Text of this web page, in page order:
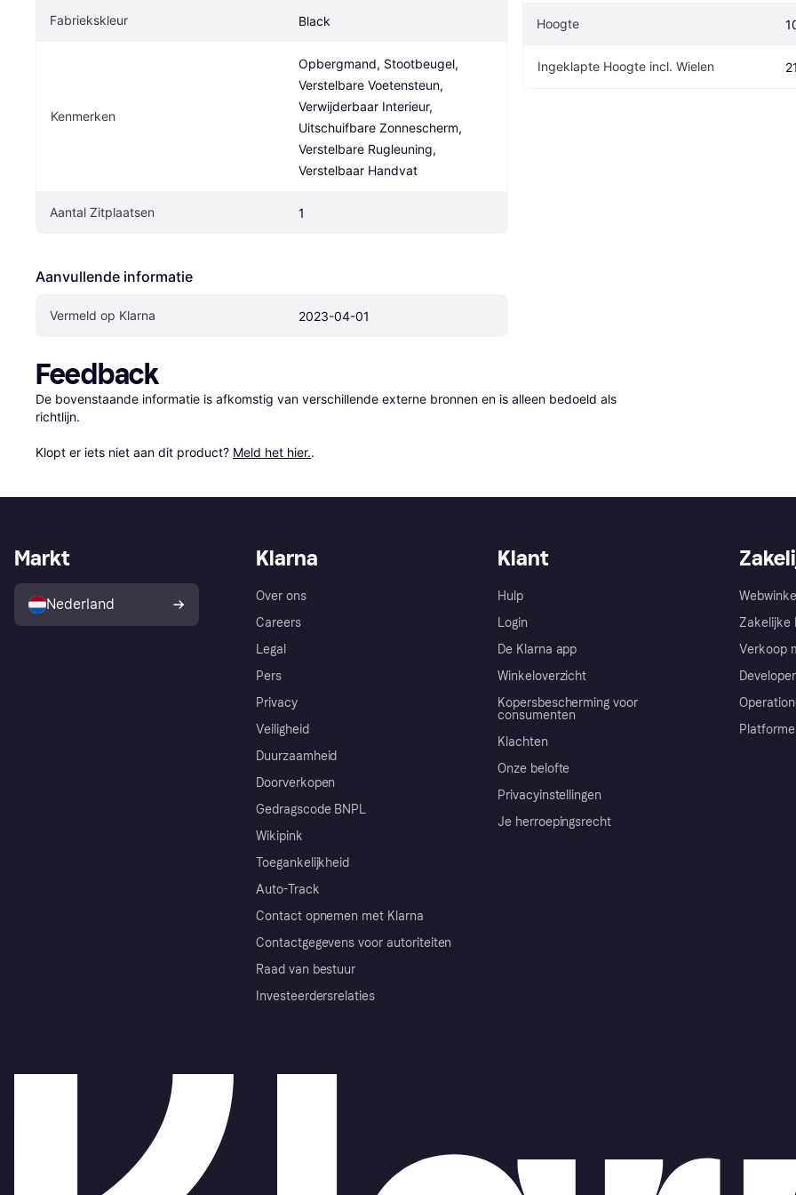
Fabriekskleur Black
Kenmerken
Opbergmand, Stootbeugel,
Verstelbare Voetensteun,
Verwijderbaar Interieur,
Uitschuifbare Zonnescherm,
Verstelbare Rugleuning,
Verstelbaar Handvat
Aantal Zitplaatsen 1
Aanvullende informatie
Vermeld op Klarna 2023-04-01
Hoogte
Ingeklapte Hoogte incl. Wielen
Feedback
De bovenstaande informatie is afkomstig van verschillende externe bronnen en is alleen bedoeld als
richtlijn.
Klopt er iets niet aan dit product? Meld het hier..
Klarna
Over ons
Careers
Legal
Pers
Privacy
Veiligheid
Duurzaamheid
Doorverkopen
Gedragscode BNPL
Wikipink
Toegankelijkheid
Auto-Track
Contact opnemen met Klarna
Contactgegevens voor autoriteiten
Raad van bestuur
Investeerdersrelaties
Klant
Hulp
Login
De Klarna app
Winkeloverzicht
Kopersbescherming voor
consumenten
Klachten
Onze belofte
Privacyinstellingen
Je herroepingsrecht
Zakelijke
Verkoop
Markt
Nederland